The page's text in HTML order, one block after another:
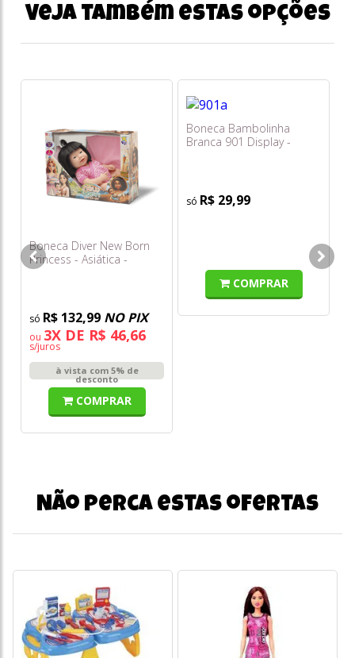
Veja também estas opções
Boneca Diver New Born
Princess - Asiática -
Divertoys
R$ 132,99 NO PIX
ou 3X DE R$ 46,66
s/juros
à vista com 5% de
desconto
COMPRAR
Boneca Bambolinha
Branca 901 Display -
R$ 29,99
COMPRAR
Não perca estas ofertas